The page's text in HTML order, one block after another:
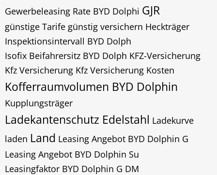
Gewerbeleasing Rate BYD Dolphi GJR
günstige Tarife günstig versichern Heckträger
Inspektionsintervall BYD Dolph
Isofix Beifahrersitz BYD Dolph KFZ-Versicherung
Kfz Versicherung Kfz Versicherung Kosten
Kofferraumvolumen BYD Dolphin
Kupplungsträger
Ladekantenschutz Edelstahl Ladekurve
laden Land Leasing Angebot BYD Dolphin G
Leasing Angebot BYD Dolphin Su
Leasingfaktor BYD Dolphin G DM